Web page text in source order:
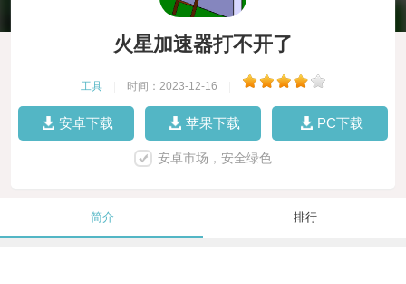
火星加速器打不开了
工具 时间：2023-12-16
安卓下载 苹果下载 PC下载
安卓市场，安全绿色
简介 排行